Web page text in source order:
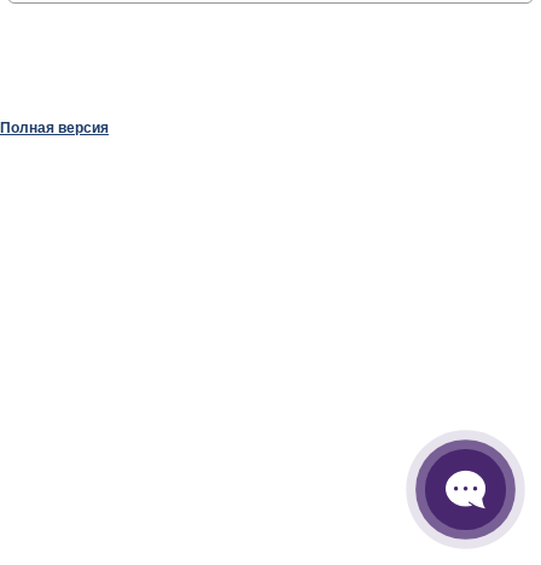
Полная версия